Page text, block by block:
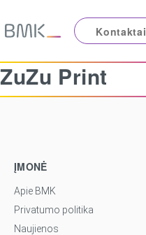
Kontaktai
ZuZu Print
ĮMONĖ
Apie BMK
Privatumo politika
Naujienos